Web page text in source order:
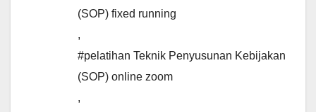
(SOP) fixed running
,
#pelatihan Teknik Penyusunan Kebijakan
(SOP) online zoom
,